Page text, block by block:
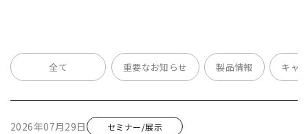
全て 重要なお知らせ 製品情報 キャ
2026年07月29日 セミナー/展示